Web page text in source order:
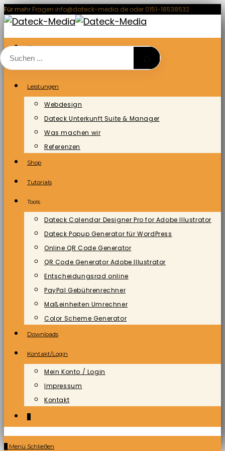
Zum
Inhalt
springen
Für mehr Fragen info@dateck-media.de oder 0151-18538532
Home
Leistungen
Webdesign
Dateck Unterkunft Suite & Manager
Was machen wir
Referenzen
Shop
Tutorials
Tools
Dateck Calendar Designer Pro for Adobe Illustrator
Dateck Popup Generator für WordPress
Online QR Code Generator
QR Code Generator Adobe Illustrator
Entscheidungsrad online
PayPal Gebührenrechner
Maßeinheiten Umrechner
Color Scheme Generator
Downloads
Kontakt/Login
Mein Konto / Login
Impressum
Kontakt
Menü Schließen